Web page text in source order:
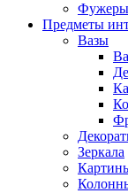
Фужеры
Предметы
Вазы
Зеркала